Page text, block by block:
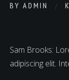
BY ADMIN
Sam Brooks:
adipiscing elit.